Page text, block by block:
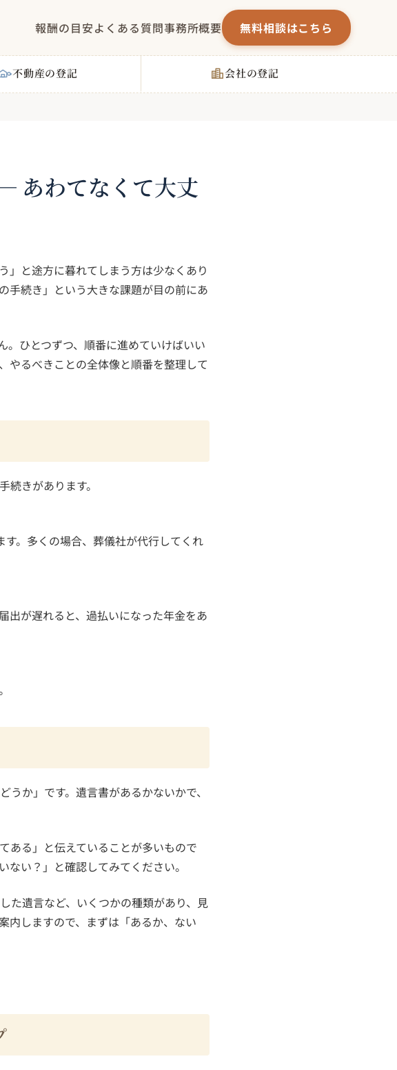
報酬の目安よくある質問事務所概要 無料相談はこちら
不動産の登記 会社の登記
あわてなくて大丈
」と途方に暮れてしまう方は少なくあり
手続き」という大きな課題が目の前にあ
。ひとつずつ、順番に進めていけばいい
やるべきことの全体像と順番を整理して
きがあります。
。多くの場合、葬儀社が代行してくれ
出が遅れると、過払いになった年金をあ
か」です。遺言書があるかないかで、
ある」と伝えていることが多いもので
い？」と確認してみてください。
た遺言など、いくつかの種類があり、見
内しますので、まずは「あるか、ない